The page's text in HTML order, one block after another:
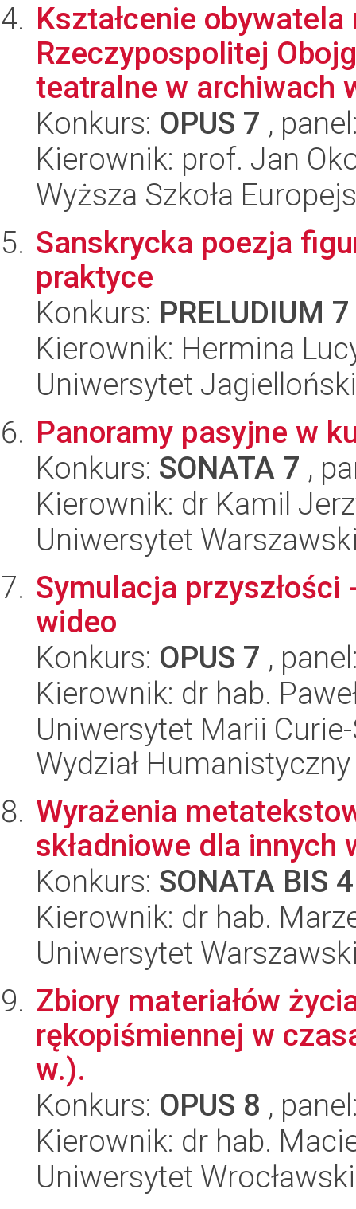
Kształcenie
Rzeczypospolitej
teatralne w archiwach
Konkurs: OPUS 7 ,
Kierownik: prof. Jan
Wyższa Szkoła
Sanskrycka poezja
praktyce
Konkurs: PRELUDIUM 7
Kierownik: Hermina
Uniwersytet
Panoramy pasyjne w
Konkurs: SONATA 7 ,
Kierownik: dr Kamil
Uniwersytet
Symulacja
wideo
Konkurs: OPUS 7 ,
Kierownik: dr hab.
Uniwersytet Marii
Wydział Humanistyczny
Wyrażenia
składniowe dla innych
Konkurs: SONATA BIS 4
Kierownik: dr hab.
Uniwersytet
Zbiory materiałów
rękopiśmiennej w
w.).
Konkurs: OPUS 8 ,
Kierownik: dr hab.
Uniwersytet